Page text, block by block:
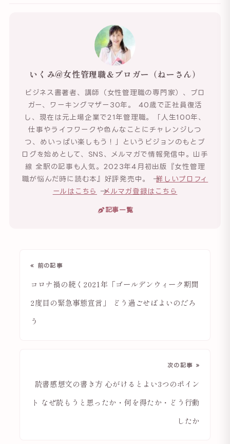
いくみ@女性管理職＆ブロガー（ねーさん）
ビジネス書著者、講師（女性管理職の専門家）、ブロ
ガー、ワーキングマザー30年。 40歳で正社員復活
し、現在は元上場企業で21年管理職。「人生100年、
仕事やライフワークや色んなことにチャレンジしつ
つ、めいっぱい楽しもう！」というビジョンのもとブ
ログを始めとして、SNS、メルマガで情報発信中。山手
線 全駅の記事も人気。2023年4月初出版『女性管理
職が悩んだ時に読む本』好評発売中。 →詳しいプロフィ
ールはこちら
→メルマガ登録はこちら
記事一覧
« 前の記事
コロナ禍の続く2021年「ゴールデンウィーク期間
2度目の緊急事態宣言」 どう過ごせばよいのだろ
う
次の記事 »
読書感想文の書き方 心がけるとよい3つのポイン
ト なぜ読もうと思ったか・何を得たか・どう行動
したか